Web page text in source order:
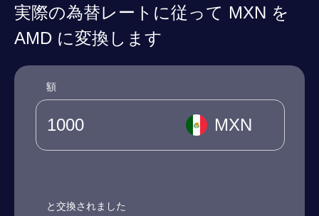
実際の為替レートに従って MXN を
AMD に変換します
額
MXN
と交換されました